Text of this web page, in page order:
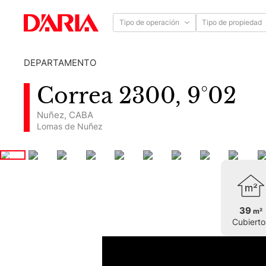
Tipo de operación Tipo de propiedad
DEPARTAMENTO
Correa 2300, 9°02
Nuñez, CABA
Lomas de Nuñez
39 m²